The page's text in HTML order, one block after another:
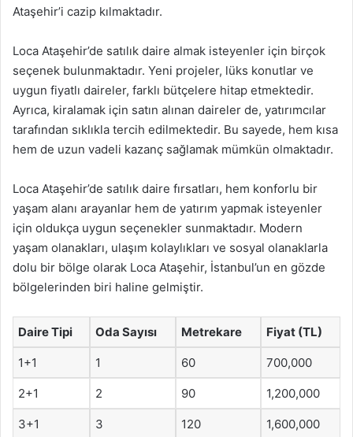
Ataşehir’i cazip kılmaktadır.
Loca Ataşehir’de satılık daire almak isteyenler için birçok
seçenek bulunmaktadır. Yeni projeler, lüks konutlar ve
uygun fiyatlı daireler, farklı bütçelere hitap etmektedir.
Ayrıca, kiralamak için satın alınan daireler de, yatırımcılar
tarafından sıklıkla tercih edilmektedir. Bu sayede, hem kısa
hem de uzun vadeli kazanç sağlamak mümkün olmaktadır.
Loca Ataşehir’de satılık daire fırsatları, hem konforlu bir
yaşam alanı arayanlar hem de yatırım yapmak isteyenler
için oldukça uygun seçenekler sunmaktadır. Modern
yaşam olanakları, ulaşım kolaylıkları ve sosyal olanaklarla
dolu bir bölge olarak Loca Ataşehir, İstanbul’un en gözde
bölgelerinden biri haline gelmiştir.
Daire Tipi Oda Sayısı Metrekare Fiyat (TL)
1+1 1 60 700,000
2+1 2 90 1,200,000
3+1 3 120 1,600,000